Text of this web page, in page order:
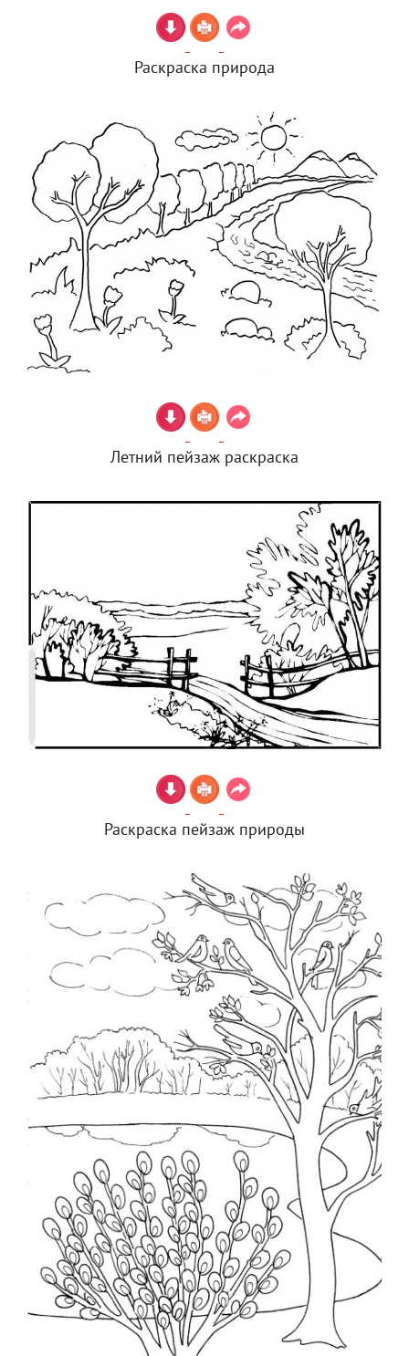
Раскраска природа
Летний пейзаж раскраска
Раскраска пейзаж природы